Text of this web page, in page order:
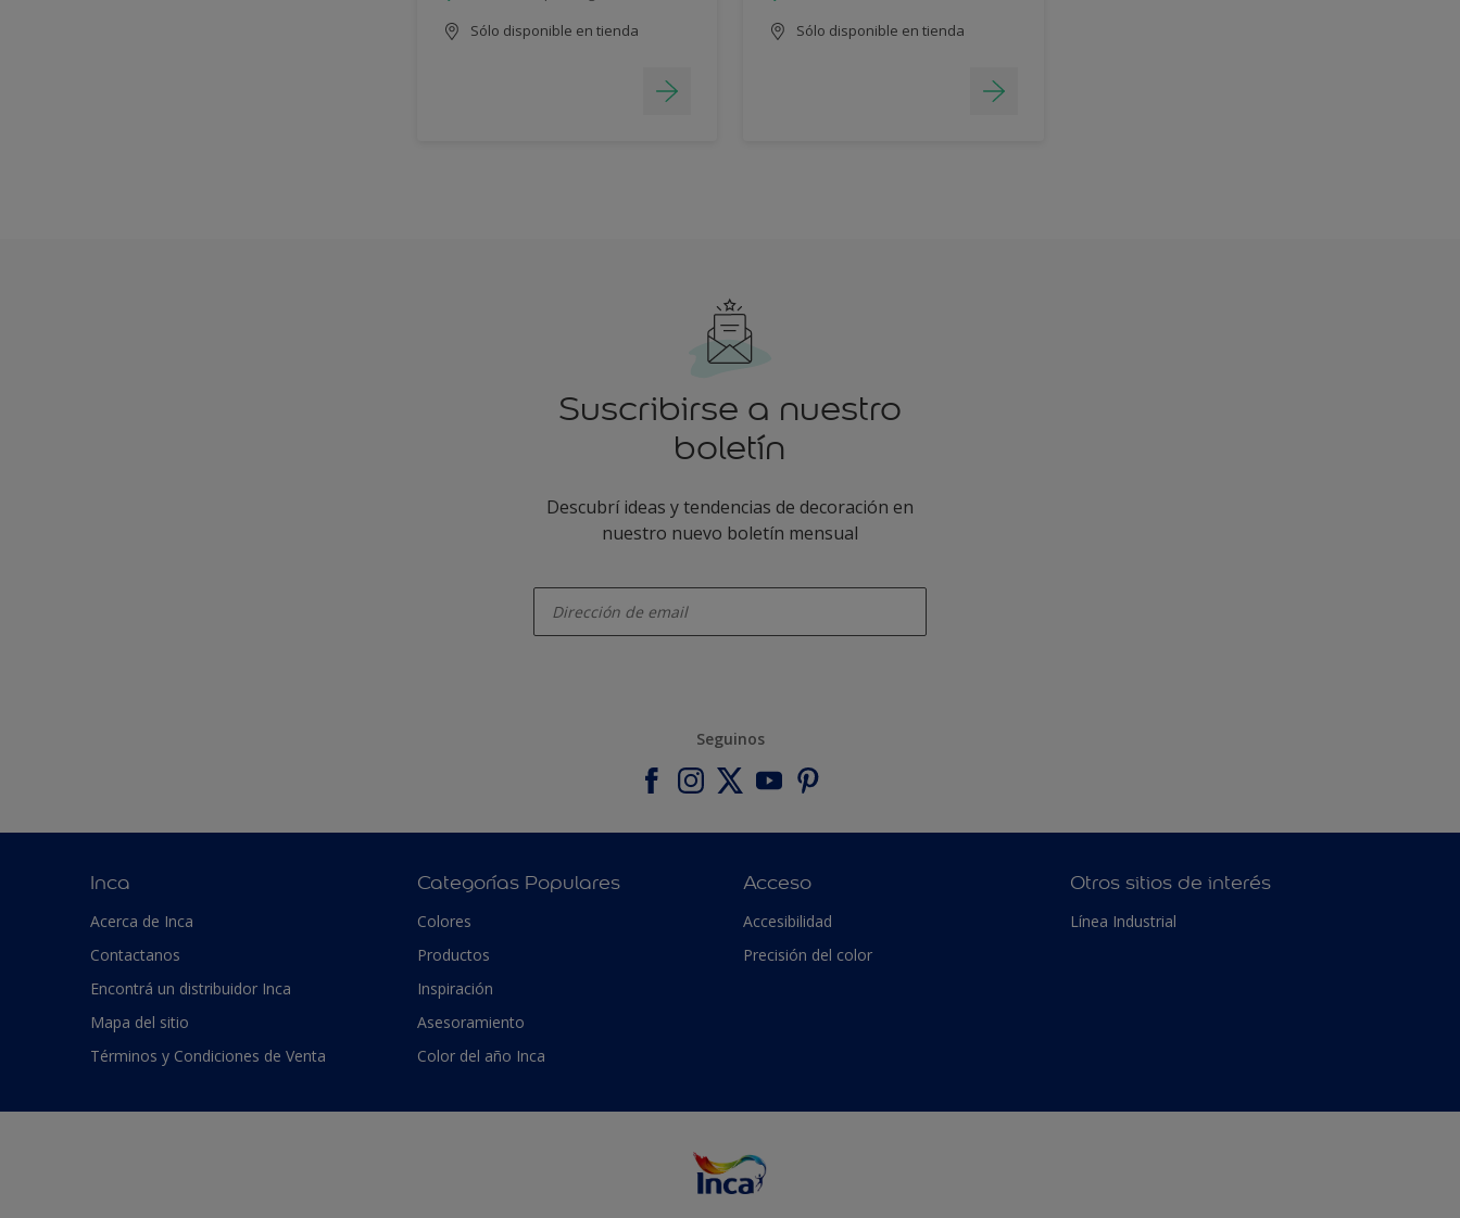
Sólo disponible en tienda
Sólo disponible en tienda
Suscribirse a nuestro
boletín
Descubrí ideas y tendencias de decoración en
nuestro nuevo boletín mensual
Seguinos
Inca
Acerca de Inca
Contactanos
Encontrá un distribuidor Inca
Mapa del sitio
Términos y Condiciones de Venta
Categorías Populares
Colores
Productos
Inspiración
Asesoramiento
Color del año Inca
Acceso
Accesibilidad
Precisión del color
Otros sitios de interés
Línea Industrial